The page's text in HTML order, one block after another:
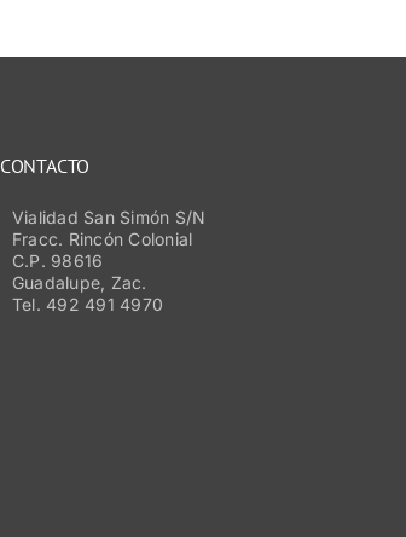
CONTACTO
Vialidad San Simón S/N
Fracc. Rincón Colonial
C.P. 98616
Guadalupe, Zac.
Tel. 492 491 4970